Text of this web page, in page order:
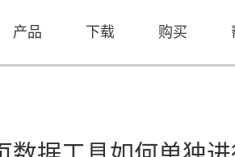
产品 下载 购买